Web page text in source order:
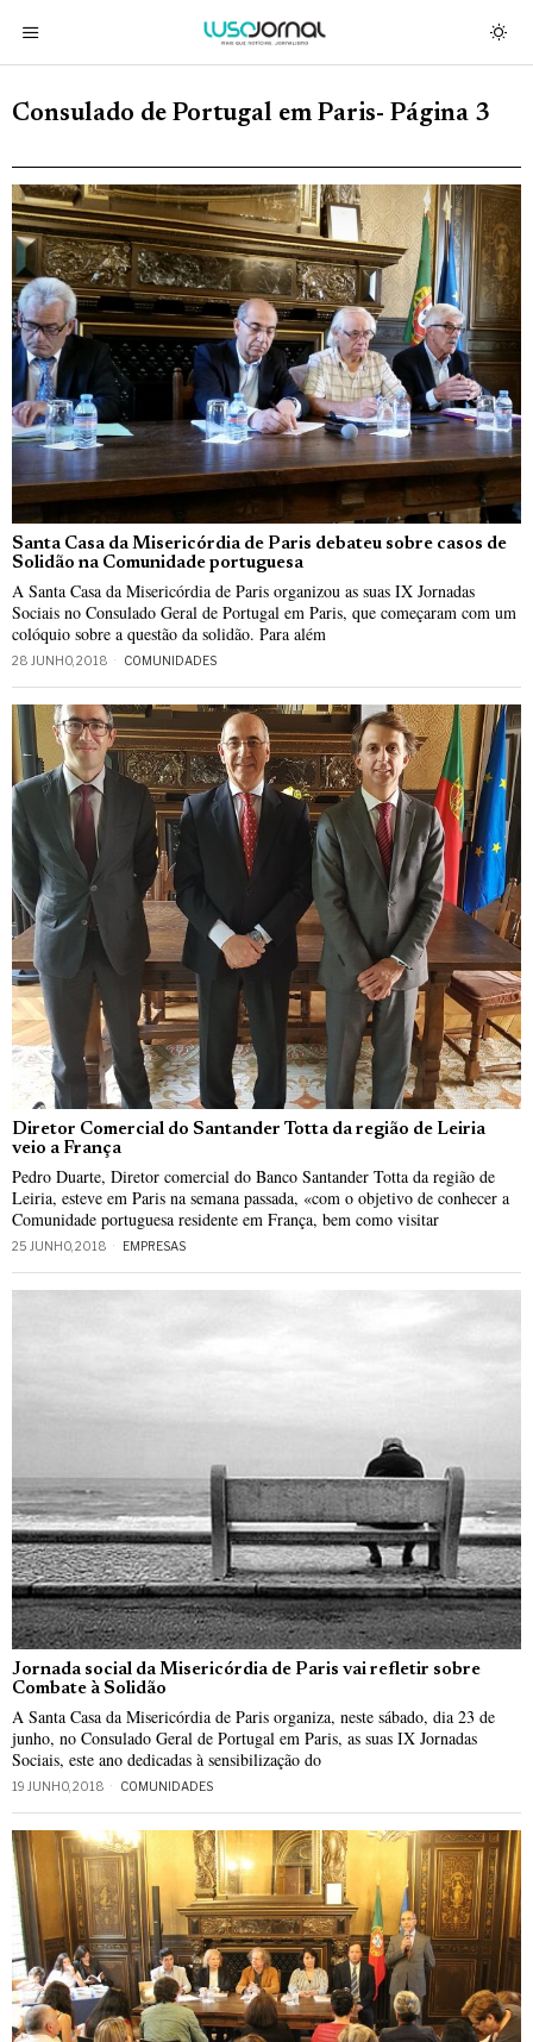
Consulado de Portugal em Paris- Página 3
Santa Casa da Misericórdia de Paris debateu sobre casos de
Solidão na Comunidade portuguesa
A Santa Casa da Misericórdia de Paris organizou as suas IX Jornadas
Sociais no Consulado Geral de Portugal em Paris, que começaram com um
colóquio sobre a questão da solidão. Para além
28 JUNHO, 2018 COMUNIDADES
Diretor Comercial do Santander Totta da região de Leiria
veio a França
Pedro Duarte, Diretor comercial do Banco Santander Totta da região de
Leiria, esteve em Paris na semana passada, «com o objetivo de conhecer a
Comunidade portuguesa residente em França, bem como visitar
25 JUNHO, 2018 EMPRESAS
Jornada social da Misericórdia de Paris vai refletir sobre
Combate à Solidão
A Santa Casa da Misericórdia de Paris organiza, neste sábado, dia 23 de
junho, no Consulado Geral de Portugal em Paris, as suas IX Jornadas
Sociais, este ano dedicadas à sensibilização do
19 JUNHO, 2018 COMUNIDADES